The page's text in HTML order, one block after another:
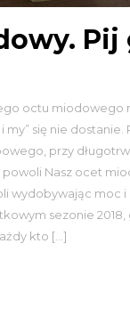
Pij
octu miodowego
my” się nie dostanie.
przy
Nasz ocet
wydobywając moc i
sezonie
kto […]